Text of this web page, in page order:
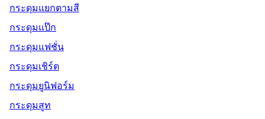
กระดุมแยกตามสี
กระดุมแป๊ก
กระดุมแฟชั่น
กระดุมเชิร์ต
กระดุมยูนิฟอร์ม
กระดุมสูท